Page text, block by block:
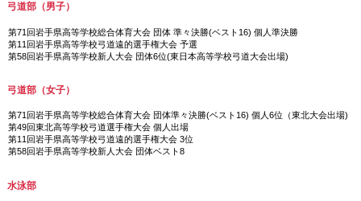
弓道部（男子）
第71回岩手県高等学校総合体育大会 団体 準々決勝(ベスト16) 個人準決勝
第11回岩手県高等学校弓道遠的選手権大会 予選
第58回岩手県高等学校新人大会 団体6位(東日本高等学校弓道大会出場)
弓道部（女子）
第71回岩手県高等学校総合体育大会 団体準々決勝(ベスト16) 個人6位（東北大会出場)
第49回東北高等学校弓道選手権大会 個人出場
第11回岩手県高等学校弓道遠的選手権大会 3位
第58回岩手県高等学校新人大会 団体ベスト8
水泳部